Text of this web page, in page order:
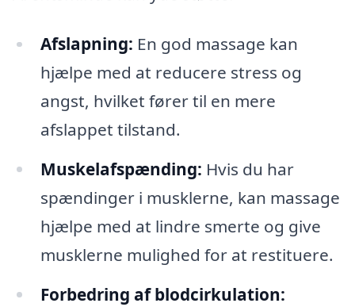
Afslapning: En god massage kan
hjælpe med at reducere stress og
angst, hvilket fører til en mere
afslappet tilstand.
Muskelafspænding: Hvis du har
spændinger i musklerne, kan massage
hjælpe med at lindre smerte og give
musklerne mulighed for at restituere.
Forbedring af blodcirkulation: